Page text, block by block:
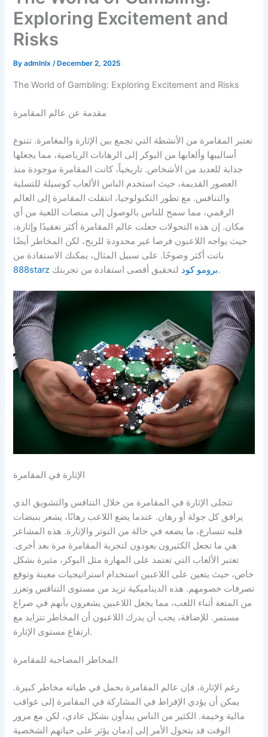
Exploring Excitement and
Risks
Byadmlnlx/ December 2, 2025
The World of Gambling: Exploring Excitement and Risks
مقدمة عن عالم المقامرة
تعتبر المقامرة من الأنشطة التي تجمع بين الإثارة والمغامرة. تتنوع
أساليبها وألعابها من البوكر إلى الرهانات الرياضية، مما يجعلها
جذابة للعديد من الأشخاص. تاريخياً، كانت المقامرة موجودة منذ
العصور القديمة، حيث استخدم الناس الألعاب كوسيلة للتسلية
والتنافس. مع تطور التكنولوجيا، انتقلت المقامرة إلى العالم
الرقمي، مما سمح للناس بالوصول إلى منصات اللعبة من أي
مكان. إن هذه التحولات جعلت عالم المقامرة أكثر تعقيدًا وإثارة،
حيث يواجه اللاعبون فرصا غير محدودة للربح، لكن المخاطر أيضًا
باتت أكثر وضوحًا. على سبيل المثال، يمكنك الاستفادة من
888starz برومو كودلتحقيق أقصى استفادة من تجربتك.
الإثارة في المقامرة
تتجلى الإثارة في المقامرة من خلال التنافس والتشويق الذي
يرافق كل جولة أو رهان. عندما يضع اللاعب رهانًا، يشعر بنبضات
قلبه تتسارع، ما يضعه في حالة من التوتر والإثارة. هذه المشاعر
هي ما تجعل الكثيرون يعودون لتجربة المقامرة مرة بعد أخرى.
تعتبر الألعاب التي تعتمد على المهارة مثل البوكر، مثيرة بشكل
خاص، حيث يتعين على اللاعبين استخدام استراتيجيات معينة وتوقع
تصرفات خصومهم. هذه الديناميكية تزيد من مستوى التنافس وتعزز
من المتعة أثناء اللعب، مما يجعل اللاعبين يشعرون بأنهم في صراع
مستمر. للإضافة، يجب أن يدرك اللاعبون أن المخاطر تتزايد مع
ارتفاع مستوى الإثارة.
المخاطر المصاحبة للمقامرة
رغم الإثارة، فإن عالم المقامرة يحمل في طياته مخاطر كبيرة.
يمكن أن يؤدي الإفراط في المشاركة في المقامرة إلى عواقب
مالية وخيمة. الكثير من الناس يبدأون بشكل عادي، لكن مع مرور
الوقت قد يتحول الأمر إلى إدمان يؤثر على حياتهم الشخصية